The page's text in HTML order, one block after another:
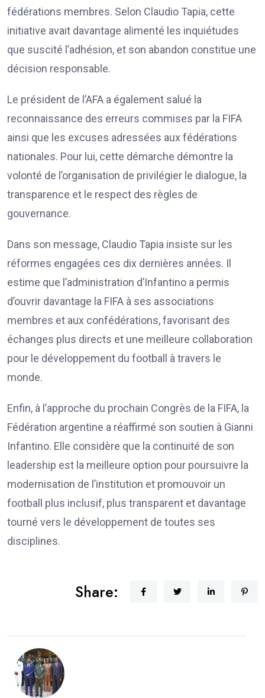
fédérations membres. Selon Claudio Tapia, cette
initiative avait davantage alimenté les inquiétudes
que suscité l’adhésion, et son abandon constitue une
décision responsable.
Le président de l’AFA a également salué la
reconnaissance des erreurs commises par la FIFA
ainsi que les excuses adressées aux fédérations
nationales. Pour lui, cette démarche démontre la
volonté de l’organisation de privilégier le dialogue, la
transparence et le respect des règles de
gouvernance.
Dans son message, Claudio Tapia insiste sur les
réformes engagées ces dix dernières années. Il
estime que l’administration d’Infantino a permis
d’ouvrir davantage la FIFA à ses associations
membres et aux confédérations, favorisant des
échanges plus directs et une meilleure collaboration
pour le développement du football à travers le
monde.
Enfin, à l’approche du prochain Congrès de la FIFA, la
Fédération argentine a réaffirmé son soutien à Gianni
Infantino. Elle considère que la continuité de son
leadership est la meilleure option pour poursuivre la
modernisation de l’institution et promouvoir un
football plus inclusif, plus transparent et davantage
tourné vers le développement de toutes ses
disciplines.
Share: